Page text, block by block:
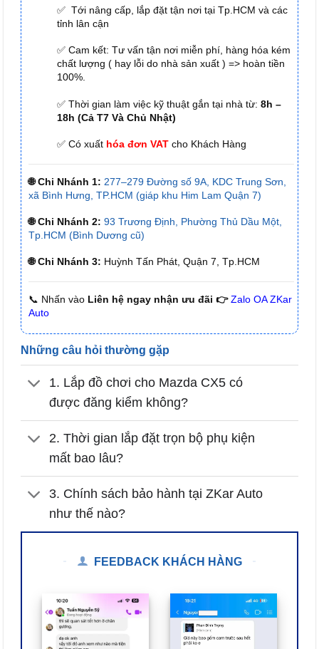
✅ Tới nâng cấp, lắp đặt tận nơi tại Tp.HCM và các
tỉnh lân cận
✅ Cam kết: Tư vấn tận nơi miễn phí, hàng hóa kém
chất lượng ( hay lỗi do nhà sản xuất ) => hoàn tiền
100%.
✅ Thời gian làm việc kỹ thuật gắn tại nhà từ: 8h –
18h (Cả T7 Và Chủ Nhật)
✅ Có xuất hóa đơn VAT cho Khách Hàng
🌐 Chi Nhánh 1: 277–279 Đường số 9A, KDC Trung Sơn,
xã Bình Hưng, TP.HCM (giáp khu Him Lam Quận 7)
🌐 Chi Nhánh 2: 93 Trương Định, Phường Thủ Dầu Một,
Tp.HCM (Bình Dương cũ)
🌐 Chi Nhánh 3: Huỳnh Tấn Phát, Quận 7, Tp.HCM
📞 Nhấn vào Liên hệ ngay nhận ưu đãi 👉 Zalo OA ZKar
Auto
Những câu hỏi thường gặp
1. Lắp đồ chơi cho Mazda CX5 có
được đăng kiểm không?
2. Thời gian lắp đặt trọn bộ phụ kiện
mất bao lâu?
3. Chính sách bảo hành tại ZKar Auto
như thế nào?
FEEDBACK KHÁCH HÀNG